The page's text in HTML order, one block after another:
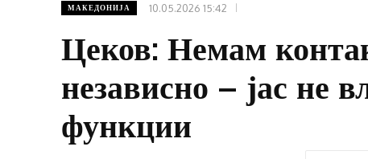
МАКЕДОНИЈА 10.05.2026 15:42
Цеков: Немам
независно – јас не
функции